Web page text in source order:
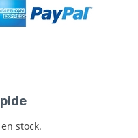
stock.